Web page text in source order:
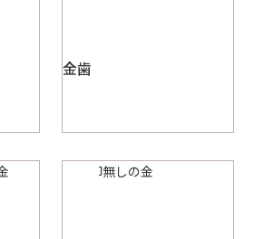
金歯